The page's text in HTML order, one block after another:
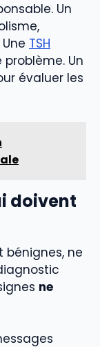
Un
TSH
Un
évaluer les
doivent
bénignes, ne
ne